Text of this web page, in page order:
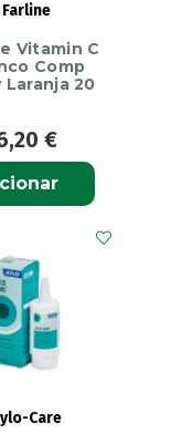
Farline
Vitamin C
Comp
Laranja 20
€
Care